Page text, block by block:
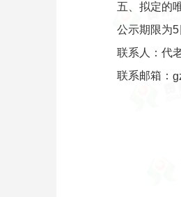
五、拟定的
公示期限为
联系人：代
联系邮箱：
贵